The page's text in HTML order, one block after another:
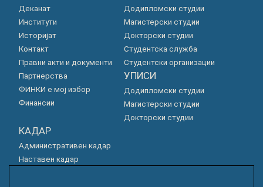
Деканат
Институти
Историјат
Контакт
Правни акти и документи
Партнерства
ФИНКИ е мој избор
Финансии
Додипломски студии
Магистерски студии
Докторски студии
Студентска служба
Студентски организации
УПИСИ
Додипломски студии
Магистерски студии
Докторски студии
КАДАР
Административен кадар
Наставен кадар